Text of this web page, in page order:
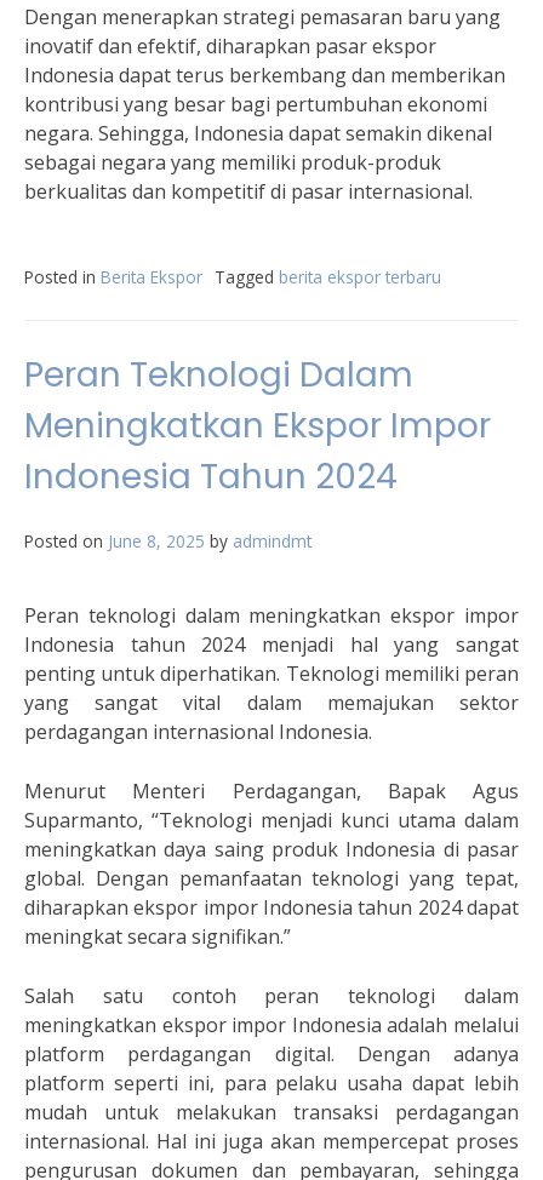
Dengan menerapkan strategi pemasaran baru yang
inovatif dan efektif, diharapkan pasar ekspor
Indonesia dapat terus berkembang dan memberikan
kontribusi yang besar bagi pertumbuhan ekonomi
negara. Sehingga, Indonesia dapat semakin dikenal
sebagai negara yang memiliki produk-produk
berkualitas dan kompetitif di pasar internasional.
Posted in Berita Ekspor Tagged berita ekspor terbaru
Peran Teknologi Dalam
Meningkatkan Ekspor Impor
Indonesia Tahun 2024
Posted on June 8, 2025 by admindmt
Peran teknologi dalam meningkatkan ekspor impor
Indonesia tahun 2024 menjadi hal yang sangat
penting untuk diperhatikan. Teknologi memiliki peran
yang sangat vital dalam memajukan sektor
perdagangan internasional Indonesia.
Menurut Menteri Perdagangan, Bapak Agus
Suparmanto, “Teknologi menjadi kunci utama dalam
meningkatkan daya saing produk Indonesia di pasar
global. Dengan pemanfaatan teknologi yang tepat,
diharapkan ekspor impor Indonesia tahun 2024 dapat
meningkat secara signifikan.”
Salah satu contoh peran teknologi dalam
meningkatkan ekspor impor Indonesia adalah melalui
platform perdagangan digital. Dengan adanya
platform seperti ini, para pelaku usaha dapat lebih
mudah untuk melakukan transaksi perdagangan
internasional. Hal ini juga akan mempercepat proses
pengurusan dokumen dan pembayaran, sehingga